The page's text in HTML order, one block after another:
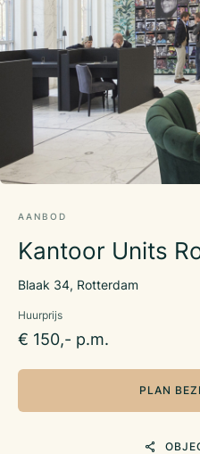
AANBOD
Kantoor Units
Blaak 34, Rotterdam
Huurprijs
€ 150,- p.m.
PLAN